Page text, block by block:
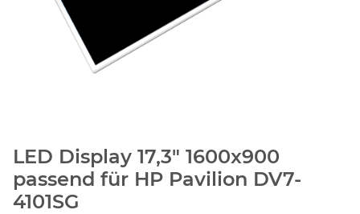
LED Display 17,3" 1600x900
passend für HP Pavilion DV7-
4101SG